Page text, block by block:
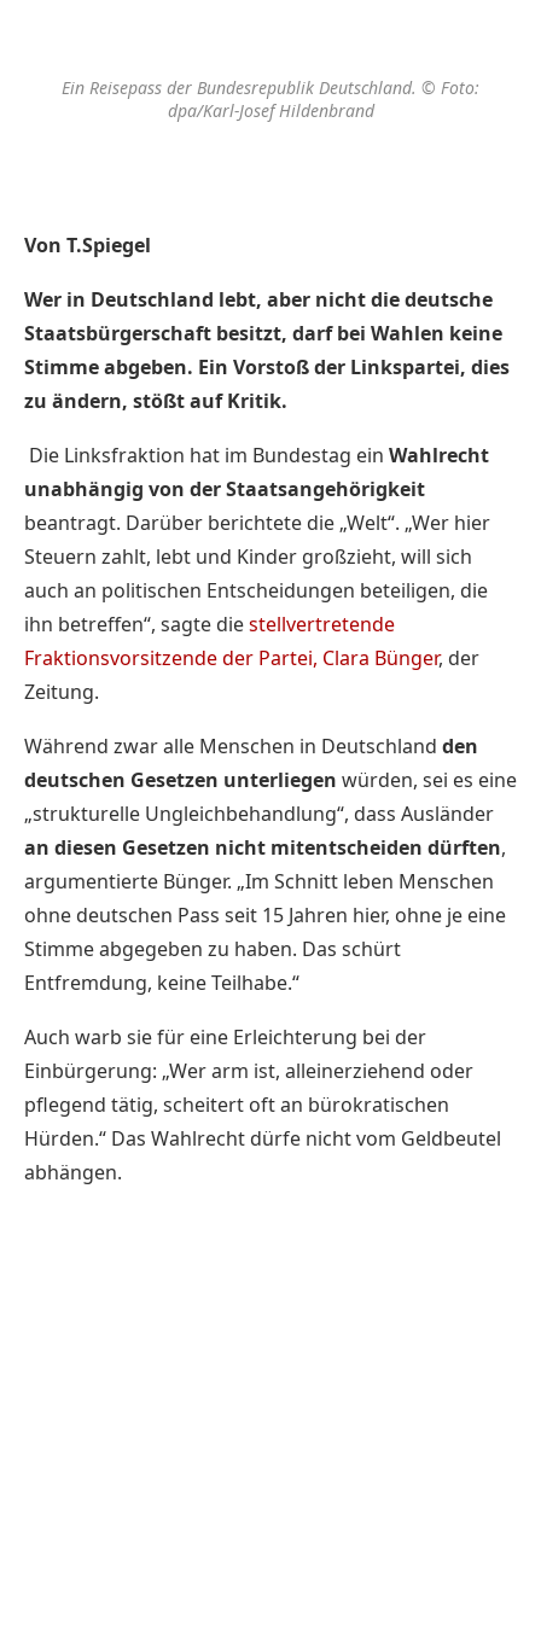
Ein Reisepass der Bundesrepublik Deutschland. © Foto:
dpa/Karl-Josef Hildenbrand
Von T.Spiegel
Wer in Deutschland lebt, aber nicht die deutsche
Staatsbürgerschaft besitzt, darf bei Wahlen keine
Stimme abgeben. Ein Vorstoß der Linkspartei, dies
zu ändern, stößt auf Kritik.
Die Linksfraktion hat im Bundestag ein Wahlrecht
unabhängig von der Staatsangehörigkeit
beantragt. Darüber berichtete die „Welt“. „Wer hier
Steuern zahlt, lebt und Kinder großzieht, will sich
auch an politischen Entscheidungen beteiligen, die
ihn betreffen“, sagte diestellvertretende
Fraktionsvorsitzende der Partei, Clara Bünger, der
Zeitung.
Während zwar alle Menschen in Deutschland den
deutschen Gesetzen unterliegen würden, sei es eine
„strukturelle Ungleichbehandlung“, dass Ausländer
an diesen Gesetzen nicht mitentscheiden dürften,
argumentierte Bünger. „Im Schnitt leben Menschen
ohne deutschen Pass seit 15 Jahren hier, ohne je eine
Stimme abgegeben zu haben. Das schürt
Entfremdung, keine Teilhabe.“
Auch warb sie für eine Erleichterung bei der
Einbürgerung: „Wer arm ist, alleinerziehend oder
pflegend tätig, scheitert oft an bürokratischen
Hürden.“ Das Wahlrecht dürfe nicht vom Geldbeutel
abhängen.